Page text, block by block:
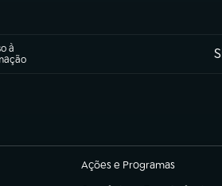
à
Ações e Programas
(abre em nova aba)